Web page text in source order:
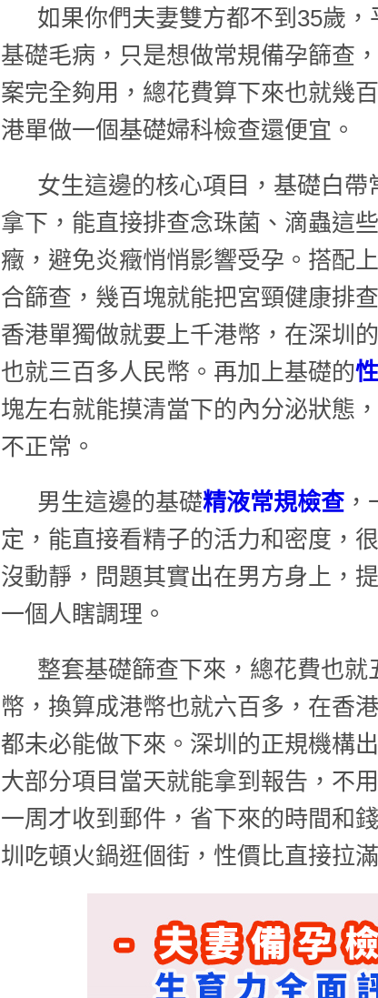
如果你們夫妻雙方都不到35歲，
基礎毛病，只是想做常規備孕篩查
案完全夠用，總花費算下來也就幾
港單做一個基礎婦科檢查還便宜。
女生這邊的核心項目，基礎白帶
拿下，能直接排查念珠菌、滴蟲這
癥，避免炎癥悄悄影響受孕。搭配
合篩查，幾百塊就能把宮頸健康排
香港單獨做就要上千港幣，在深圳
也就三百多人民幣。再加上基礎的
塊左右就能摸清當下的內分泌狀態
不正常。
男生這邊的基礎精液常規檢查
定，能直接看精子的活力和密度，
沒動靜，問題其實出在男方身上，
一個人瞎調理。
整套基礎篩查下來，總花費也就
幣，換算成港幣也就六百多，在香
都未必能做下來。深圳的正規機構
大部分項目當天就能拿到報告，不
一周才收到郵件，省下來的時間和
圳吃頓火鍋逛個街，性價比直接拉滿